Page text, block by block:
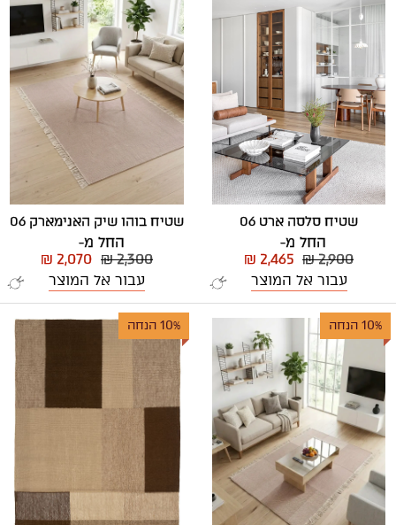
שטיח סלסה ארט 06
החל מ-
₪ 2,900
₪ 2,465
עבור אל המוצר
שטיח בוהו שיק האנימארק 06
החל מ-
₪ 2,300
₪ 2,070
עבור אל המוצר
10% הנחה 10% הנחה